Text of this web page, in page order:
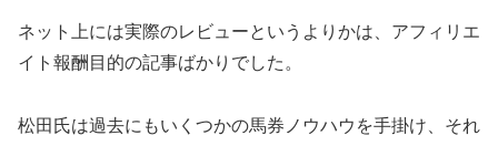
ネット上には実際のレビューというよりかは、アフィリエ
イト報酬目的の記事ばかりでした。
松田氏は過去にもいくつかの馬券ノウハウを手掛け、それ